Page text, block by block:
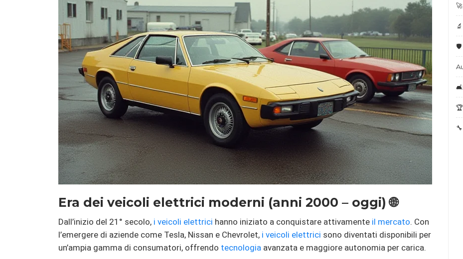
Era dei veicoli elettrici moderni (anni 2000 – oggi) 🌐
Dall’inizio del 21° secolo, i veicoli elettrici hanno iniziato a conquistare attivamente il mercato. Con
l’emergere di aziende come Tesla, Nissan e Chevrolet, i veicoli elettrici sono diventati disponibili per
un’ampia gamma di consumatori, offrendo tecnologia avanzata e maggiore autonomia per carica.
🛡️
🛋️